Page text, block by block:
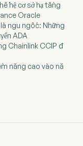
hệ cơ sở hạ tầng
Oracle
ngu ngốc: Những
ADA
Chainlink CCIP đ
năng cao vào nă